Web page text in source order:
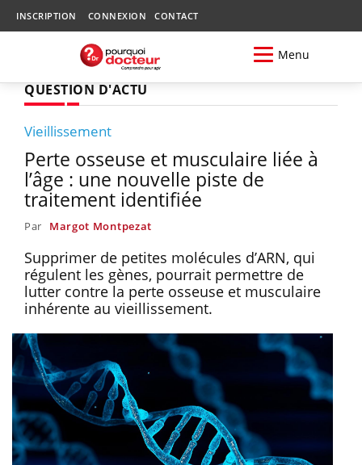
INSCRIPTION CONNEXION CONTACT
Menu
QUESTION D'ACTU
Vieillissement
Perte osseuse et musculaire liée à
l’âge : une nouvelle piste de
traitement identifiée
Par Margot Montpezat
Supprimer de petites molécules d’ARN, qui
régulent les gènes, pourrait permettre de
lutter contre la perte osseuse et musculaire
inhérente au vieillissement.